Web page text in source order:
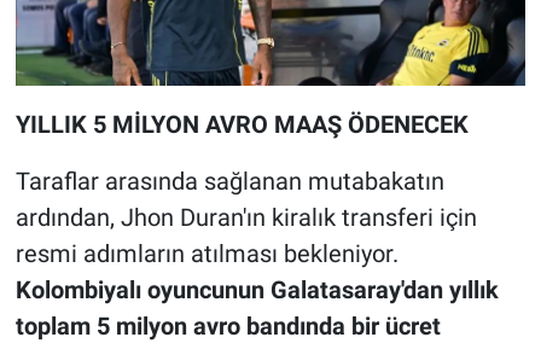
YILLIK 5 MİLYON AVRO MAAŞ ÖDENECEK
Taraflar arasında sağlanan mutabakatın
ardından, Jhon Duran'ın kiralık transferi için
resmi adımların atılması bekleniyor.
Kolombiyalı oyuncunun Galatasaray'dan yıllık
toplam 5 milyon avro bandında bir ücret